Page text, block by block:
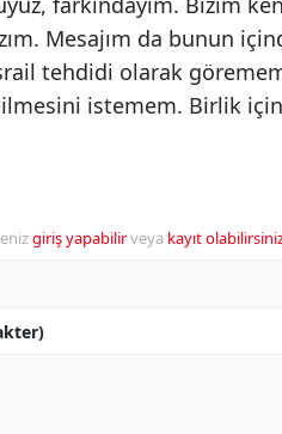
Mesajım da bunun
tehdidi olarak
istemem. Birlik
giriş yapabilirveya kayıt